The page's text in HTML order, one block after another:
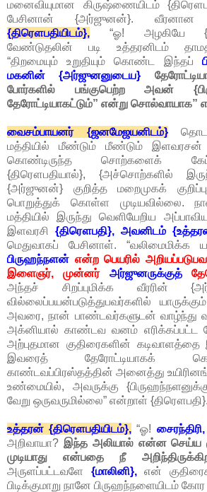
மனைவியுமான கிருஷ்ணையிடம்
பேசினான் {அர்ஜுனன்}.
{திரௌபதியிடம்}, “ஓ! அழகியே
வேண்டுதலின் படி உத்தரனிடம்
“திறமையும் உறுதியும் கொண்ட இந்தப்
மகனின் {அர்ஜுனனுடைய}
போர்களில் பங்குபெற்ற அவன்
தேரோட்டியாகட்டும்” என்று சொல்வாயாக”
வைசம்பாயனர் {ஜனமேஜயனிடம்}
மத்தியில் மீண்டும் மீண்டும்
கொண்டிருந்த சொற்களைக்
{திரௌபதியால்}, {அச்சொற்களில்
{அர்ஜுனன்} குறித்த மறைமுகக்
பொறுத்துக் கொள்ள முடியவில்லை.
மத்தியில் இருந்து வெளியேறிய
இளவரசி {திரௌபதி}, அவனிடம்
மெதுவாகப் பேசினாள். “வலிமைமிக்க
பிருஹந்நளன் என்ற பெயரில்
இளைஞர், முன்னர் அர்ஜுனருக்குத்
அந்தச் சிறப்புமிக்க வீரரின்
வில்லைப்பயன்படுத்துபவர்களில்
அவரை, நான் பாண்டவர்களுடன் வாழ்ந்து
அக்னியால் காண்டவ வனம் எரிக்கப்பட்ட
அற்புதமான குதிரைகளின் கடிவாளத்தை
இவரைத் தேரோட்டியாகக்
காண்டவப்பிரஸ்தத்தின் அனைத்து
உண்மையில், அவருக்கு
வேறு ஒருவருமில்லை” என்றாள் {திரௌபதி}.
உத்தரன் {திரௌபதியிடம்}, “ஓ! சைரந்திரி,
அறிவாயா? இந்த அலியால் என்ன செய்ய
முடியாது என்பதை நீ
அருளப்பட்டவளே {மாலினி},என்
பிடிக்குமாறு நானே பிருஹந்நளையிடம் கோர